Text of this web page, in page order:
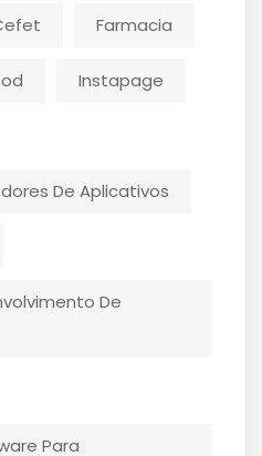
Farmacia
Instapage
De Aplicativos
De
Para